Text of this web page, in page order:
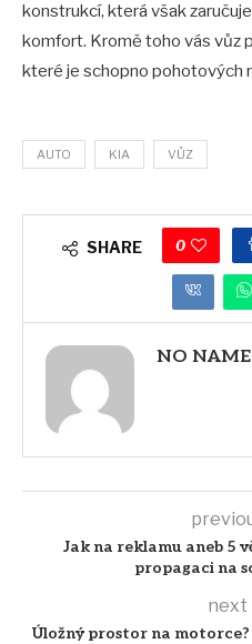
konstrukcí, která však
komfort. Kromě toho vás vůz
které je schopno pohotových
AUTO KIA VŮZ
SHARE 0
NO NAME
Jak na reklamu aneb 5
propagaci na
next
Úložný prostor na